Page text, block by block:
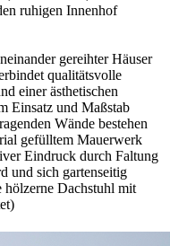
ruhigen Innenhof
gereihter Häuser
qualitätsvolle
einer ästhetischen
Einsatz und Maßstab
Wände bestehen
gefülltem Mauerwerk
Eindruck durch Faltung
und sich gartenseitig
Dachstuhl mit